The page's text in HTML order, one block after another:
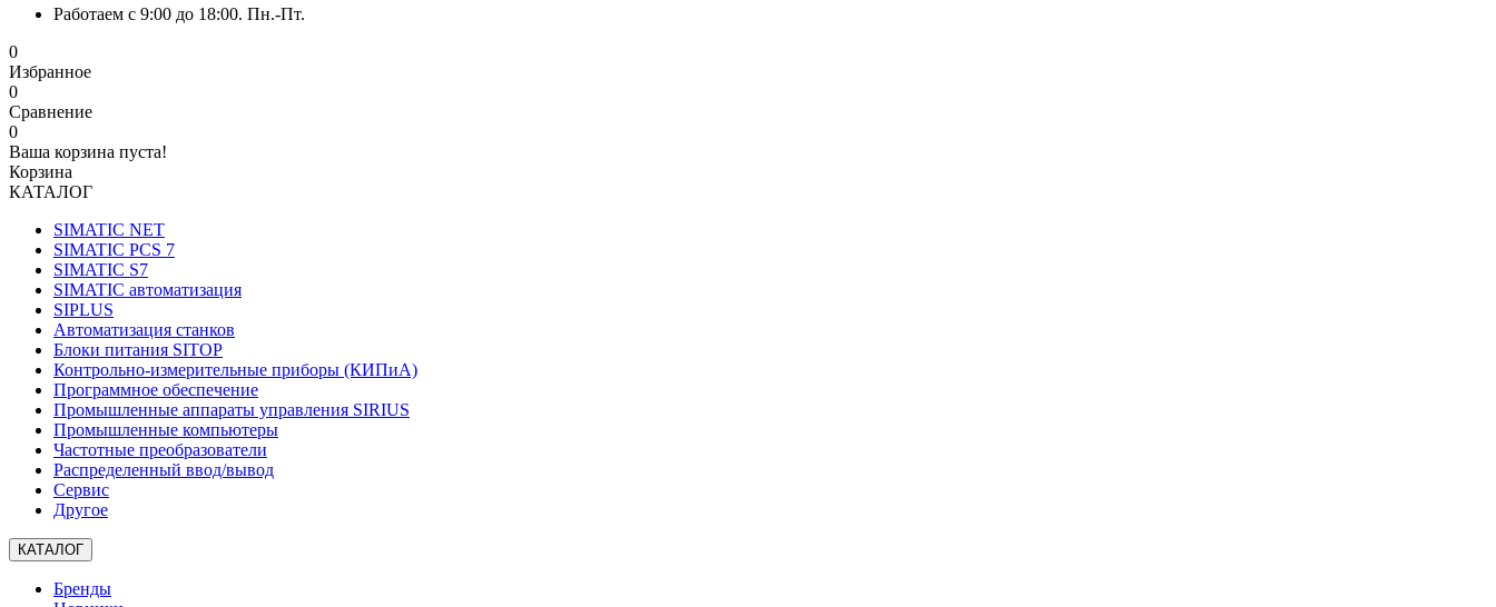
Работаем с 9:00 до 18:00. Пн.-Пт.
0
Избранное
0
Сравнение
0
Ваша корзина пуста!
Корзина
КАТАЛОГ
SIMATIC NET
SIMATIC PCS 7
SIMATIC S7
SIMATIC автоматизация
SIPLUS
Автоматизация станков
Блоки питания SITOP
Контрольно-измерительные приборы (КИПиА)
Программное обеспечение
Промышленные аппараты управления SIRIUS
Промышленные компьютеры
Частотные преобразователи
Распределенный ввод/вывод
Сервис
Другое
КАТАЛОГ
Бренды